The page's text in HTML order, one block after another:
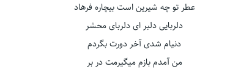
عطر تو چه شیرین است بیچاره فرهاد
دلربایی دلبر ای دلربای محشر
دنیام شدی آخر دورت بگردم
من آمدم بازم میگیرمت در بر